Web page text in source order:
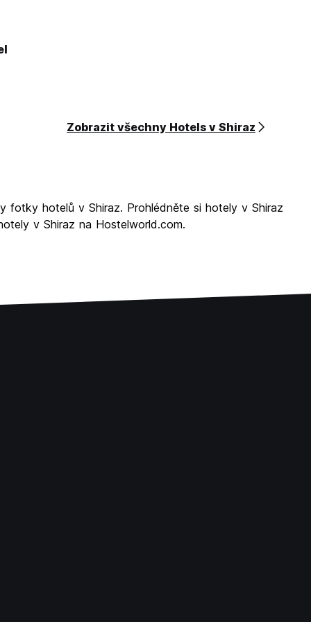
Zobrazit všechny Hotels v Shiraz
fotky hotelů v Shiraz. Prohlédněte si hotely v Shiraz
v Shiraz na Hostelworld.com.